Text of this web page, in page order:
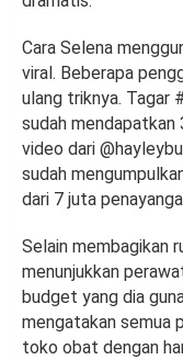
Cara Selena
viral. Beberapa
ulang triknya. Tagar
sudah mendapatkan
video dari
sudah
dari 7 juta
Selain membagikan
menunjukkan
budget yang dia
mengatakan semua
toko obat dengan